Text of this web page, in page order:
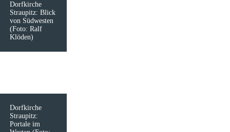
Dorfkirche
Straupitz: Blick
von Südwesten
(Foto: Ralf
Klöden)
Dorfkirche
Straupitz:
Portale im